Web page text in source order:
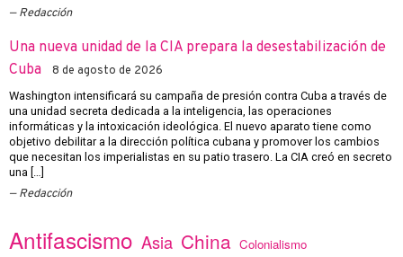
Redacción
Una nueva unidad de la CIA prepara la desestabilización de
Cuba
8 de agosto de 2026
Washington intensificará su campaña de presión contra Cuba a través de
una unidad secreta dedicada a la inteligencia, las operaciones
informáticas y la intoxicación ideológica. El nuevo aparato tiene como
objetivo debilitar a la dirección política cubana y promover los cambios
que necesitan los imperialistas en su patio trasero. La CIA creó en secreto
una […]
Redacción
Antifascismo Asia China Colonialismo